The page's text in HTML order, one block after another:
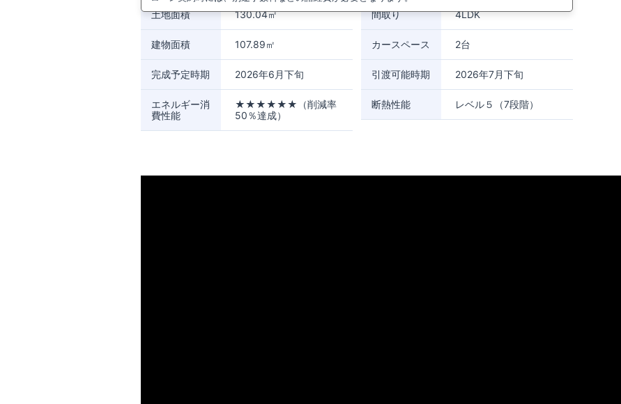
土地面積 130.04㎡
建物面積 107.89㎡
間取り 4LDK
カースペース 2台
完成予定時期 2026年6月下旬 引渡可能時期 2026年7月下旬
エネルギー消
費性能
★★★★★★（削減率
50％達成）
断熱性能 レベル５（7段階）